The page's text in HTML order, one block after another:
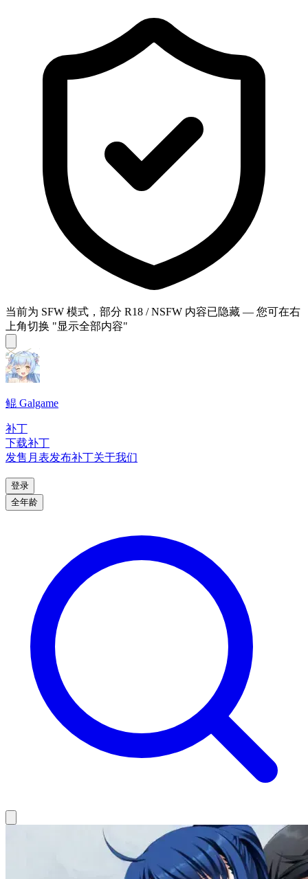
当前为 SFW 模式，部分 R18 / NSFW 内容已隐藏 — 您可在右
上角切换 "显示全部内容"
鲲 Galgame
补丁
下载补丁
发售月表发布补丁关于我们
登录
全年龄